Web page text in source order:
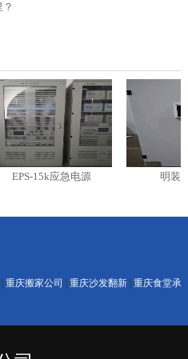
EPS-15k应急电源 明装配
重庆搬家公司 重庆沙发翻新 重庆食堂承